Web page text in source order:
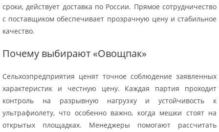
сроки, действует доставка по России. Прямое сотрудничество
с поставщиком обеспечивает прозрачную цену и стабильное
качество.
Почему выбирают «Овощпак»
Сельхозпредприятия ценят точное соблюдение заявленных
характеристик и честную цену. Каждая партия проходит
контроль на разрывную нагрузку и устойчивость к
ультрафиолету, что особенно важно, когда мешки стоят на
открытых площадках. Менеджеры помогают рассчитать